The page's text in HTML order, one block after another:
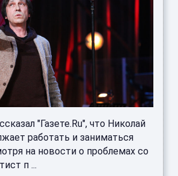
"Газете.Ru", что Николай
работать и заниматься
на новости о проблемах со
п ...